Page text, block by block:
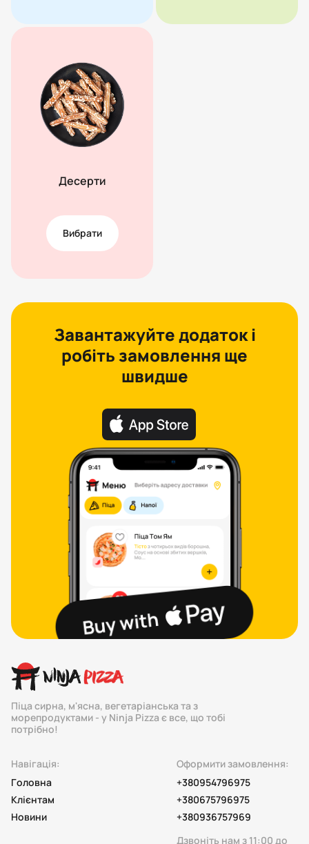
Десерти
Вибрати
Завантажуйте додаток і
робіть замовлення ще
швидше
Піца сирна, м'ясна, вегетаріанська та з
морепродуктами - у Ninja Pizza є все, що тобі
потрібно!
Навігація:
Головна
Клієнтам
Новини
Оформити замовлення:
+380954796975
+380675796975
+380936757969
Дзвоніть нам з 11:00 до